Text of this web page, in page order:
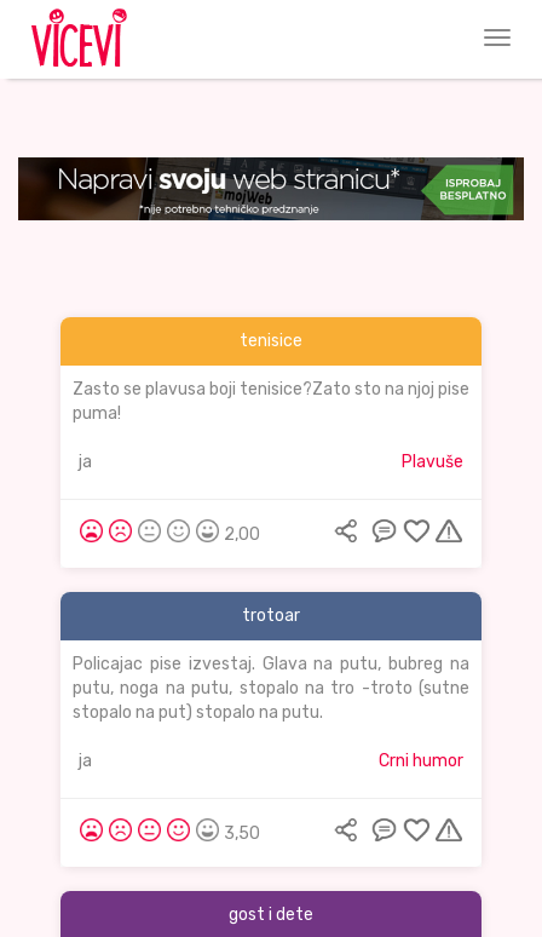
tenisice
Zasto se plavusa boji tenisice?Zato sto na njoj pise
puma!
ja Plavuše
2,00
trotoar
Policajac pise izvestaj. Glava na putu, bubreg na
putu, noga na putu, stopalo na tro -troto (sutne
stopalo na put) stopalo na putu.
ja Crni humor
3,50
gost i dete